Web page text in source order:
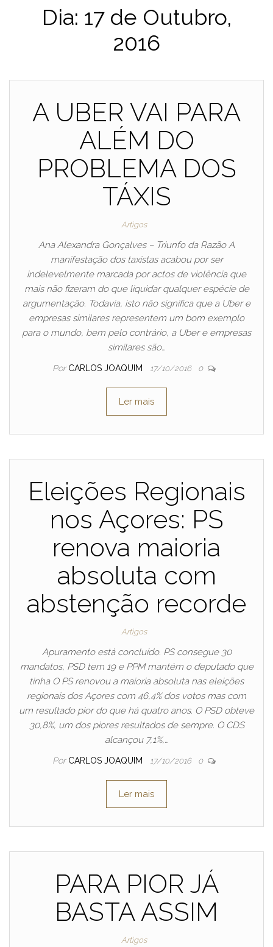
Dia: 17 de Outubro,
2016
A UBER VAI PARA
ALÉM DO
PROBLEMA DOS
TÁXIS
Artigos
Ana Alexandra Gonçalves – Triunfo da Razão A
manifestação dos taxistas acabou por ser
indelevelmente marcada por actos de violência que
mais não fizeram do que liquidar qualquer espécie de
argumentação. Todavia, isto não significa que a Uber e
empresas similares representem um bom exemplo
para o mundo, bem pelo contrário, a Uber e empresas
similares são…
Por CARLOS JOAQUIM 17/10/2016 0
Ler mais
Eleições Regionais
nos Açores: PS
renova maioria
absoluta com
abstenção recorde
Artigos
Apuramento está concluído. PS consegue 30
mandatos, PSD tem 19 e PPM mantém o deputado que
tinha O PS renovou a maioria absoluta nas eleições
regionais dos Açores com 46,4% dos votos mas com
um resultado pior do que há quatro anos. O PSD obteve
30,8%, um dos piores resultados de sempre. O CDS
alcançou 7,1%,…
Por CARLOS JOAQUIM 17/10/2016 0
Ler mais
PARA PIOR JÁ
BASTA ASSIM
Artigos